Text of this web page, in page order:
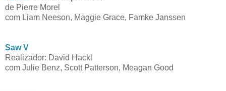
de Pierre Morel
com Liam Neeson, Maggie Grace, Famke Janssen
Saw V
Realizador: David Hackl
com Julie Benz, Scott Patterson, Meagan Good